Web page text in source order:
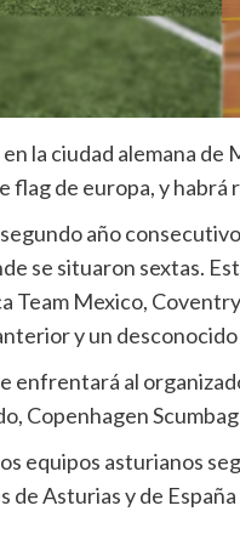
en la ciudad alemana
flag de europa, y
año
se situaron sextas.
Team Mexico,
y un
enfrentará al
Copenhagen
equipos asturianos
de Asturias y de